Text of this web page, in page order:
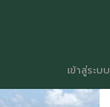
เข้าสู่ระบบ